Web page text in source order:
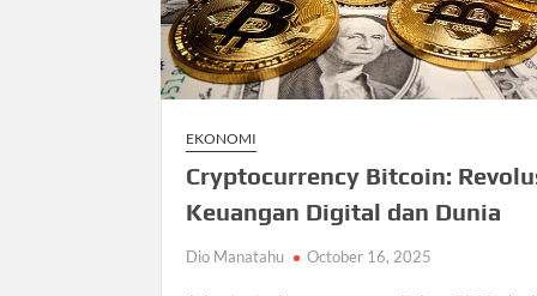
EKONOMI
Cryptocurrency Bitcoin:
Keuangan Digital dan Dunia
Dio Manatahu October 16, 2025